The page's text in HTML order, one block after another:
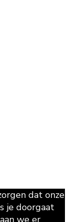
dat onze
je doorgaat